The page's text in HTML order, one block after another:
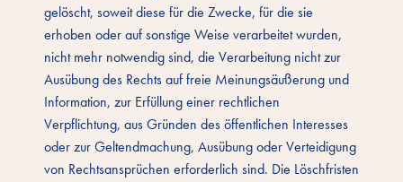
gelöscht, soweit diese für die Zwecke, für die sie
erhoben oder auf sonstige Weise verarbeitet wurden,
nicht mehr notwendig sind, die Verarbeitung nicht zur
Ausübung des Rechts auf freie Meinungsäußerung und
Information, zur Erfüllung einer rechtlichen
Verpflichtung, aus Gründen des öffentlichen Interesses
oder zur Geltendmachung, Ausübung oder Verteidigung
von Rechtsansprüchen erforderlich sind. Die Löschfristen